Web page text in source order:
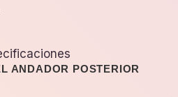
ANDADOR POSTERIOR